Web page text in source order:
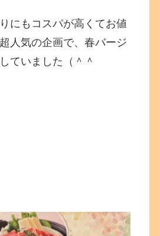
にもコスパが高くてお値
人気の企画で、春バージ
ていました（＾＾